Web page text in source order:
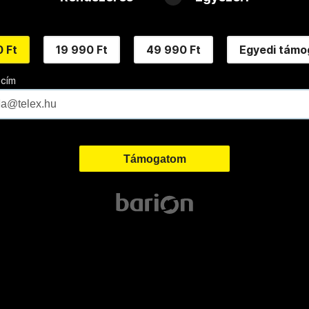
Ft 19 990 Ft 49 990 Ft Egyedi